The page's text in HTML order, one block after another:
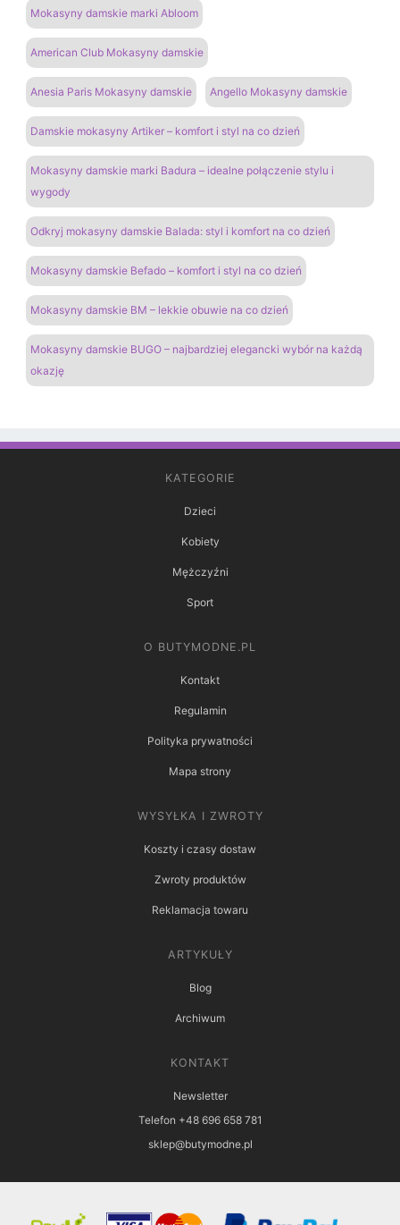
Mokasyny damskie marki Abloom
American Club Mokasyny damskie
Anesia Paris Mokasyny damskie Angello Mokasyny damskie
Damskie mokasyny Artiker – komfort i styl na co dzień
Mokasyny damskie marki Badura – idealne połączenie stylu i
wygody
Odkryj mokasyny damskie Balada: styl i komfort na co dzień
Mokasyny damskie Befado – komfort i styl na co dzień
Mokasyny damskie BM – lekkie obuwie na co dzień
Mokasyny damskie BUGO – najbardziej elegancki wybór na każdą
okazję
KATEGORIE
Dzieci
Kobiety
Mężczyźni
Sport
O BUTYMODNE.PL
Kontakt
Regulamin
Polityka prywatności
Mapa strony
WYSYŁKA I ZWROTY
Koszty i czasy dostaw
Zwroty produktów
Reklamacja towaru
ARTYKUŁY
Blog
Archiwum
KONTAKT
Newsletter
Telefon +48 696 658 781
sklep@butymodne.pl